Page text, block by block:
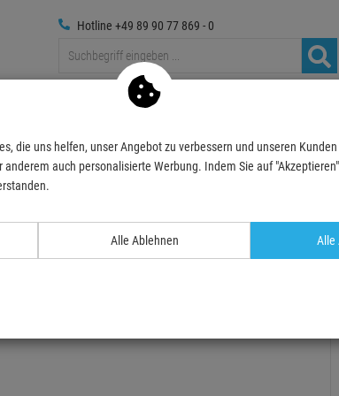
Hotline +49 89 90 77 869 - 0
Medientechnik
Orchestermöbel & Möbel für Musiker Stühle für Orchester
TOPSELLER
die uns helfen, unser Angebot zu verbessern und unseren
auch personalisierte Werbung. Indem Sie auf
Alle Ablehnen Alle